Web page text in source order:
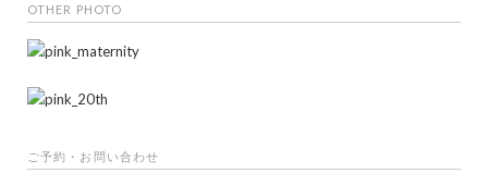
OTHER PHOTO
ご予約・お問い合わせ